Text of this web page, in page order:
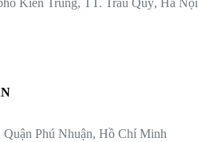
Kiên Trung, TT. Trâu Quỳ, Hà Nội
Phú Nhuận, Hồ Chí Minh